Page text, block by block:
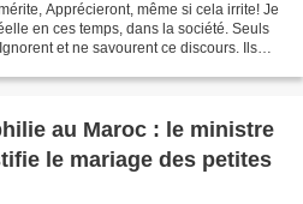
Apprécieront, même si cela irrite! Je
en ces temps, dans la société. Seuls
et ne savourent ce discours. Ils
au Maroc : le ministre
le mariage des petites